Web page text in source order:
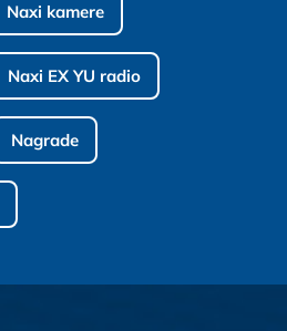
Naxi kamere
Naxi EX YU radio
Nagrade